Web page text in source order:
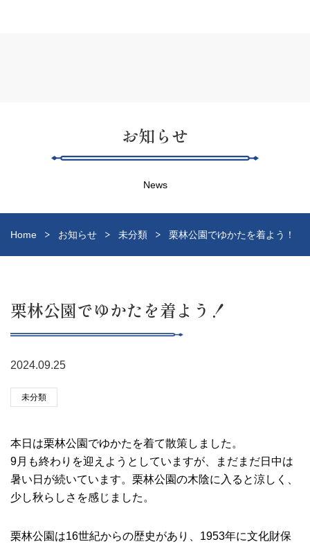
お知らせ
News
Home お知らせ 未分類 栗林公園でゆかたを着よう！
栗林公園でゆかたを着よう！
2024.09.25
未分類
本日は栗林公園でゆかたを着て散策しました。
9月も終わりを迎えようとしていますが、まだまだ日中は
暑い日が続いています。栗林公園の木陰に入ると涼しく、
少し秋らしさを感じました。
栗林公園は16世紀からの歴史があり、1953年に文化財保